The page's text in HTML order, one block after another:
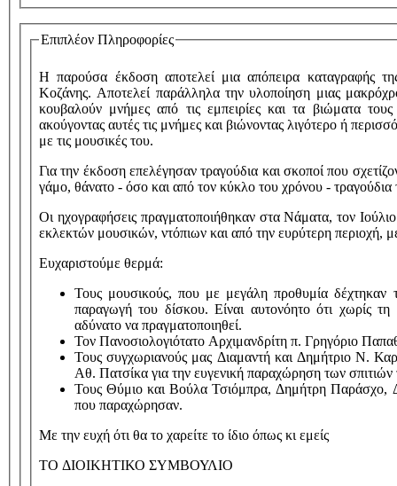
Επιπλέον Πληροφορίες
Η παρούσα έκδοση αποτελεί μια απόπειρα καταγραφής
Κοζάνης. Αποτελεί παράλληλα την υλοποίηση μιας
κουβαλούν μνήμες από τις εμπειρίες και τα βιώματα
ακούγοντας αυτές τις μνήμες και βιώνοντας λιγότερο ή
με τις μουσικές του.
Για την έκδοση επελέγησαν τραγούδια και σκοποί που
γάμο, θάνατο - όσο και από τον κύκλο του χρόνου -
Οι ηχογραφήσεις πραγματοποιήθηκαν στα Νάματα, τον
εκλεκτών μουσικών, ντόπιων και από την ευρύτερη
Ευχαριστούμε θερμά:
Τους μουσικούς, που με μεγάλη προθυμία δέχτηκαν
παραγωγή του δίσκου. Είναι αυτονόητο ότι χωρίς
αδύνατο να πραγματοποιηθεί.
Τον Πανοσιολογιότατο Αρχιμανδρίτη π. Γρηγόριο
Τους συγχωριανούς μας Διαμαντή και Δημήτριο Ν.
Αθ. Πατσίκα για την ευγενική παραχώρηση των
Τους Θύμιο και Βούλα Τσιόμπρα, Δημήτρη Παράσχο,
που παραχώρησαν.
Με την ευχή ότι θα το χαρείτε το ίδιο όπως κι εμείς
ΤΟ ΔΙΟΙΚΗΤΙΚΟ ΣΥΜΒΟΥΛΙΟ